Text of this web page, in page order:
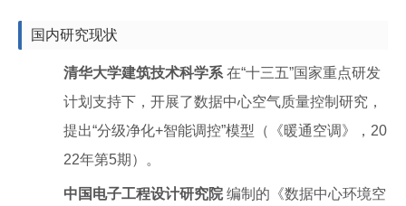
国内研究现状
清华大学建筑技术科学系 在“十三五”国家重点研发
计划支持下，开展了数据中心空气质量控制研究，
提出“分级净化+智能调控”模型（《暖通空调》，20
22年第5期）。
中国电子工程设计研究院编制的《数据中心环境空